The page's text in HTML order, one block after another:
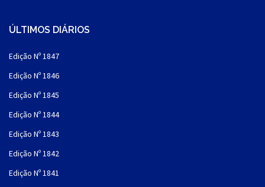
ÚLTIMOS DIÁRIOS
Edição Nº 1847
Edição Nº 1846
Edição Nº 1845
Edição Nº 1844
Edição Nº 1843
Edição Nº 1842
Edição Nº 1841